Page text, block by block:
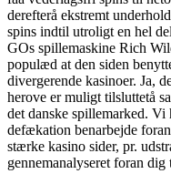
derefterå ekstremt
spins indtil utroligt en hel
GOs spillemaskine Rich
populæd at den siden
divergerende kasinoer. Ja,
herove er muligt tilsluttetå
det danske spillemarked. Vi
defækation benarbejde
stærke kasino sider, pr.
gennemanalyseret foran